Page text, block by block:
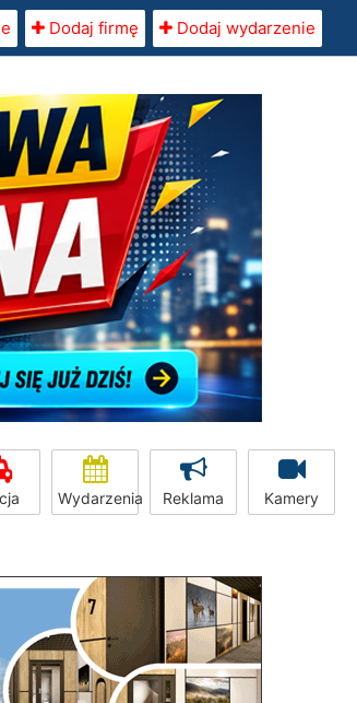
Dodaj firmę Dodaj wydarzenie
Wydarzenia Reklama Kamery